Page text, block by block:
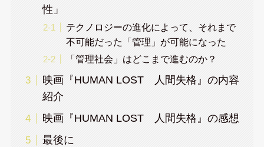
性」
テクノロジーの進化によって、それまで
不可能だった「管理」が可能になった
「管理社会」はどこまで進むのか？
映画『HUMAN LOST 人間失格』の内容
紹介
映画『HUMAN LOST 人間失格』の感想
最後に